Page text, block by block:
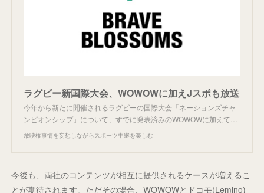
ラグビー新国際大会、WOWOWに加えJスポも放送
今年から新たに開催されるラグビーの国際大会「ネーションズチャ
ンピオンシップ」について、すでに発表済みのWOWOWに加えて…
放映権事情を妄想しながらスポーツ中継を楽しむ
今後も、両社のコンテンツが相互に提供されるケースが増えるこ
とが期待されます。ただその場合、WOWOWとドコモ(Lemino)